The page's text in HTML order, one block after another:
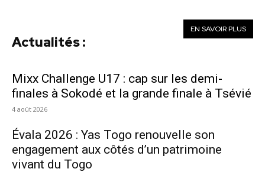
EN SAVOIR PLUS
Actualités :
Mixx Challenge U17 : cap sur les demi-
finales à Sokodé et la grande finale à Tsévié
4 août 2026
Évala 2026 : Yas Togo renouvelle son
engagement aux côtés d’un patrimoine
vivant du Togo